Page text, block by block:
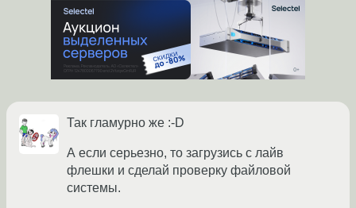
Так гламурно же :-D
А если серьезно, то загрузись с лайв
флешки и сделай проверку файловой
системы.